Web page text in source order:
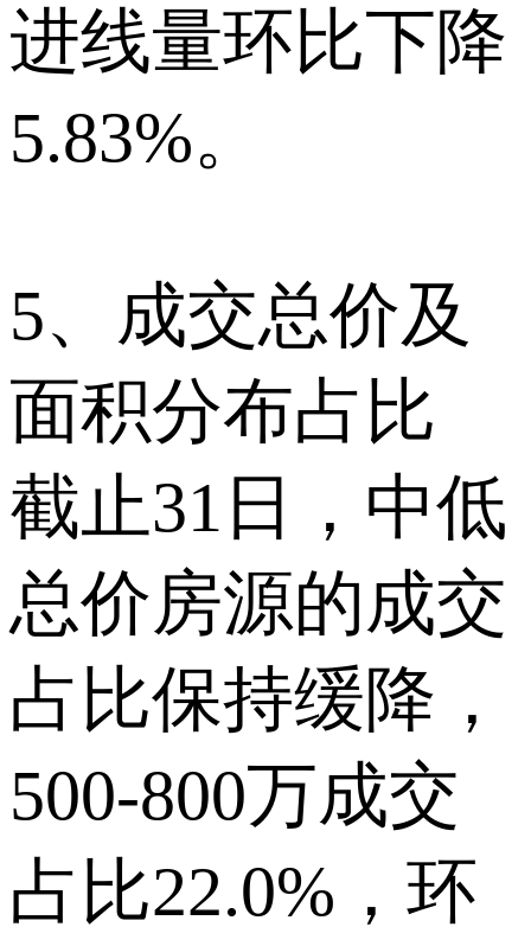
进线量环比下降
5.83%。
5、成交总价及
面积分布占比
截止31日，中低
总价房源的成交
占比保持缓降，
500-800万成交
占比22.0%，环